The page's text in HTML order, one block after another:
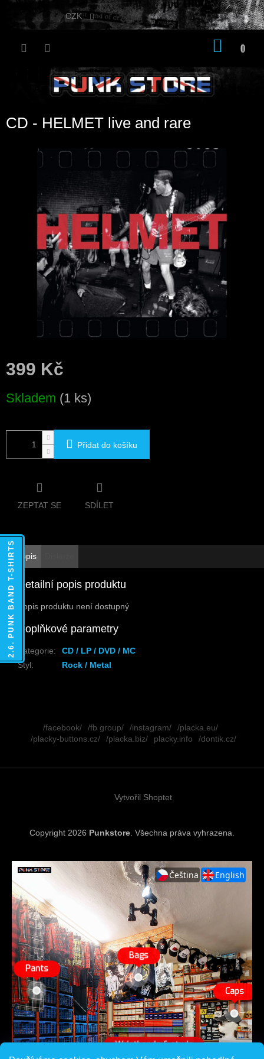
Přejít
CZK
CD - HELMET live and rare
399 Kč
cena:
Skladem (1 ks)
Přidat do košíku
ZEPTAT SE SDÍLET
Popis
Detailní popis produktu
Popis produktu není dostupný
Doplňkové parametry
Kategorie:
CD / LP / DVD / MC
Styl: Rock / Metal
/facebook/ /fb group/ /instagram/
/placka.eu/
/placky-buttons.cz/
/placka.biz/ placky.info /dontik.cz/
Vytvořil Shoptet
Copyright 2026 Punkstore . Všechna práva vyhrazena.
2.6. PUNK BAND T-SHIRTS